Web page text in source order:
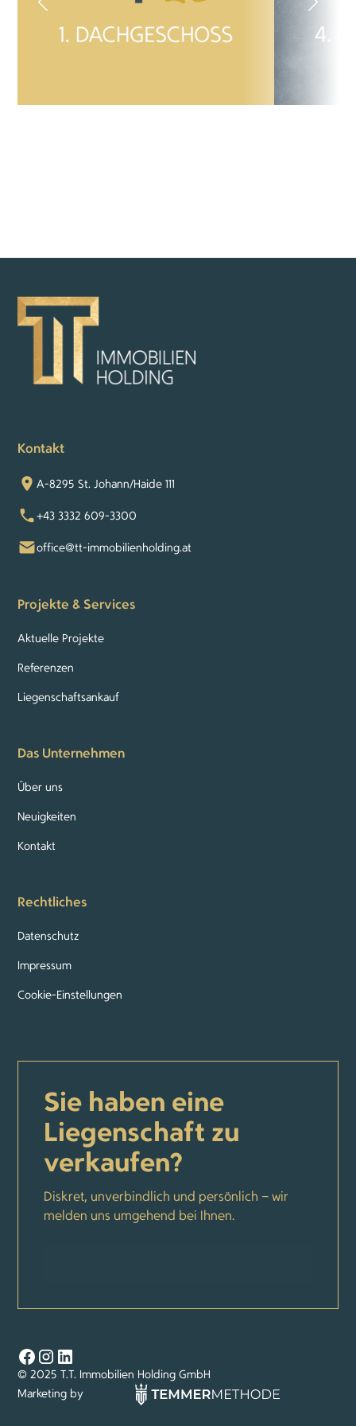
Kontakt
A-8295 St. Johann/Haide 111
+43 3332 609-3300
office@tt-immobilienholding.at
Projekte & Services
Aktuelle Projekte
Referenzen
Liegenschaftsankauf
Das Unternehmen
Über uns
Neuigkeiten
Kontakt
Rechtliches
Datenschutz
Impressum
Cookie-Einstellungen
Sie haben eine
Liegenschaft zu
verkaufen?
Diskret, unverbindlich und persönlich – wir
melden uns umgehend bei Ihnen.
© 2025 T.T. Immobilien Holding GmbH
Marketing by